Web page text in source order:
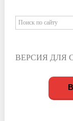
ВЕРСИЯ ДЛЯ